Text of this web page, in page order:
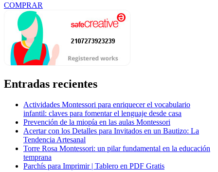
COMPRAR
Entradas recientes
Actividades Montessori para enriquecer el vocabulario
infantil: claves para fomentar el lenguaje desde casa
Prevención de la miopía en las aulas Montessori
Acertar con los Detalles para Invitados en un Bautizo: La
Tendencia Artesanal
Torre Rosa Montessori: un pilar fundamental en la educación
temprana
Parchís para Imprimir | Tablero en PDF Gratis